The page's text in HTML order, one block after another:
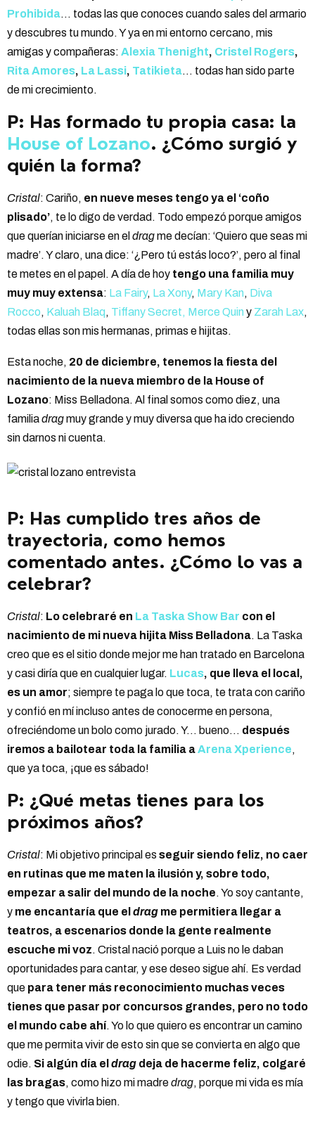
Prohibida… todas las que conoces cuando sales del armario
y descubres tu mundo. Y ya en mi entorno cercano, mis
amigas y compañeras: Alexia Thenight, Cristel Rogers,
Rita Amores, La Lassi, Tatikieta… todas han sido parte
de mi crecimiento.
P: Has formado tu propia casa: la
House of Lozano. ¿Cómo surgió y
quién la forma?
Cristal: Cariño, en nueve meses tengo ya el ‘coño
plisado’, te lo digo de verdad. Todo empezó porque amigos
que querían iniciarse en el dragme decían: ‘Quiero que seas mi
madre’. Y claro, una dice: ‘¿Pero tú estás loco?’, pero al final
te metes en el papel. A día de hoy tengo una familia muy
muy muy extensa: La Fairy, La Xony, Mary Kan, Diva
Rocco, Kaluah Blaq, Tiffany Secret, Merce Quin y Zarah Lax,
todas ellas son mis hermanas, primas e hijitas.
Esta noche, 20 de diciembre, tenemos la fiesta del
nacimiento de la nueva miembro de la House of
Lozano: Miss Belladona. Al final somos como diez, una
familiadragmuy grande y muy diversa que ha ido creciendo
sin darnos ni cuenta.
P: Has cumplido tres años de
trayectoria, como hemos
comentado antes. ¿Cómo lo vas a
celebrar?
Cristal: Lo celebraré en La Taska Show Bar con el
nacimiento de mi nueva hijita Miss Belladona. La Taska
creo que es el sitio donde mejor me han tratado en Barcelona
y casi diría que en cualquier lugar. Lucas, que lleva el local,
es un amor; siempre te paga lo que toca, te trata con cariño
y confió en mí incluso antes de conocerme en persona,
ofreciéndome un bolo como jurado. Y… bueno… después
iremos a bailotear toda la familia aArena Xperience,
que ya toca, ¡que es sábado!
P: ¿Qué metas tienes para los
próximos años?
Cristal: Mi objetivo principal es seguir siendo feliz, no caer
en rutinas que me maten la ilusión y, sobre todo,
empezar a salir del mundo de la noche. Yo soy cantante,
y me encantaría que el drag me permitiera llegar a
teatros, a escenarios donde la gente realmente
escuche mi voz. Cristal nació porque a Luis no le daban
oportunidades para cantar, y ese deseo sigue ahí. Es verdad
que para tener más reconocimiento muchas veces
tienes que pasar por concursos grandes, pero no todo
el mundo cabe ahí. Yo lo que quiero es encontrar un camino
que me permita vivir de esto sin que se convierta en algo que
odie. Si algún día el drag deja de hacerme feliz, colgaré
las bragas, como hizo mi madredrag, porque mi vida es mía
y tengo que vivirla bien.